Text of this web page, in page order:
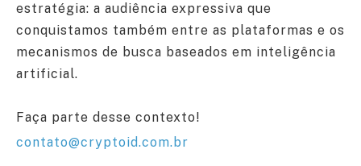
estratégia: a audiência expressiva que
conquistamos também entre as plataformas e os
mecanismos de busca baseados em inteligência
artificial.
Faça parte desse contexto!
contato@cryptoid.com.br